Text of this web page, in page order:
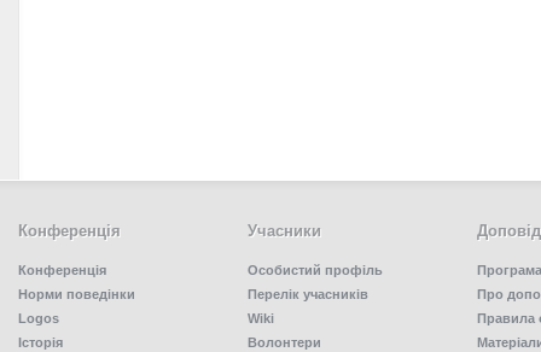
Конференція
Конференція
Норми поведінки
Logos
Історія
Учасники
Особистий профіль
Перелік учасників
Wiki
Волонтери
Про
Правила